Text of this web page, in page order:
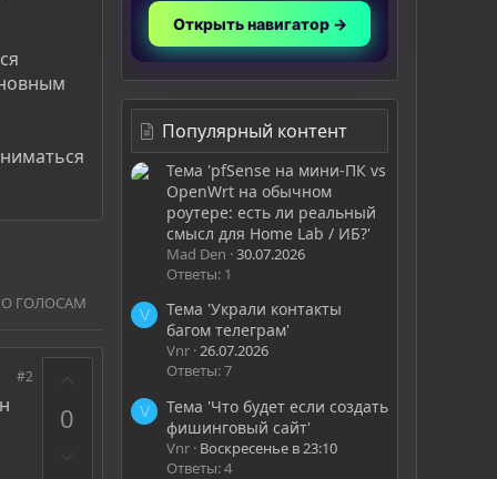
ГОЛОСАМ
#2
0
Открыть навигатор →
Популярный контент
Тема 'pfSense на мини-ПК vs
OpenWrt на обычном
роутере: есть ли реальный
смысл для Home Lab / ИБ?'
Mad Den 30.07.2026
Ответы: 1
V
Тема 'Украли контакты
багом телеграм'
Vnr 26.07.2026
Ответы: 7
V
Тема 'Что будет если создать
фишинговый сайт'
Vnr Воскресенье в 23:10
Ответы: 4